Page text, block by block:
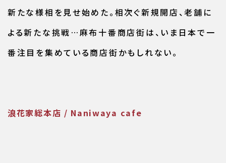
新たな様相を見せ始めた。相次ぐ新規開店、老舗に
よる新たな挑戦…麻布十番商店街は、いま日本で一
番注目を集めている商店街かもしれない。
浪花家総本店 / Naniwaya cafe